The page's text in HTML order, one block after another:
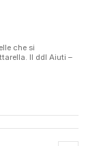
che si
Il ddl Aiuti –